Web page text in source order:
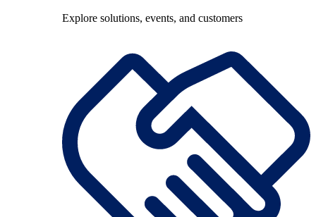
Explore solutions, events, and customers